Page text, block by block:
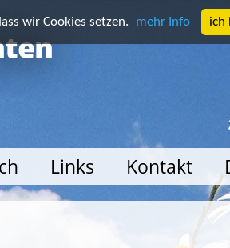
wir Cookies setzen. mehr Info ich
Links Kontakt